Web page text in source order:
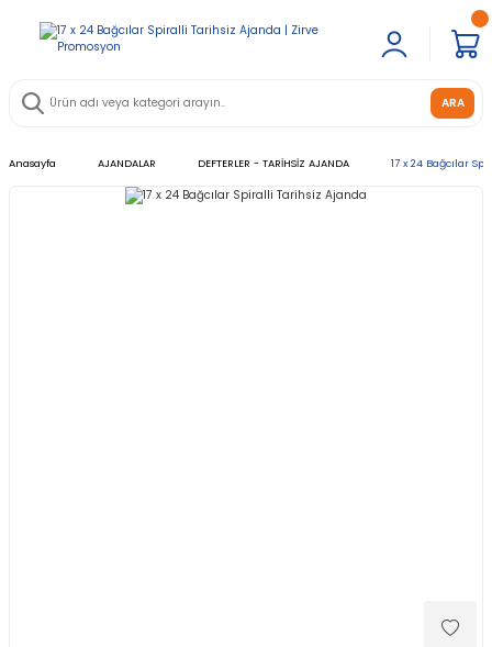
ARA
Anasayfa AJANDALAR DEFTERLER - TARİHSİZ AJANDA 17 x 24 Bağcılar